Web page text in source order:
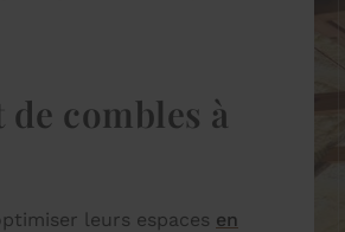
combles à
leurs espaces en